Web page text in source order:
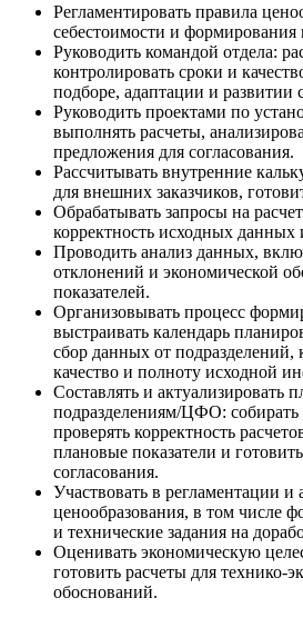
Регламентировать правила
себестоимости и формирования
Руководить командой отдела:
контролировать сроки и
подборе, адаптации и развитии
Руководить проектами по
выполнять расчеты,
предложения для согласования.
Рассчитывать внутренние
для внешних заказчиков,
Обрабатывать запросы на
корректность исходных данных
Проводить анализ данных,
отклонений и экономической
показателей.
Организовывать процесс
выстраивать календарь
сбор данных от подразделений,
качество и полноту исходной
Составлять и актуализировать
подразделениям/ЦФО:
проверять корректность
плановые показатели и
согласования.
Участвовать в регламентации и
ценообразования, в том числе
и технические задания на
Оценивать экономическую
готовить расчеты для технико-
обоснований.